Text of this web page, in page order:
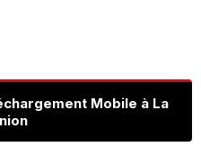
Mobile à La